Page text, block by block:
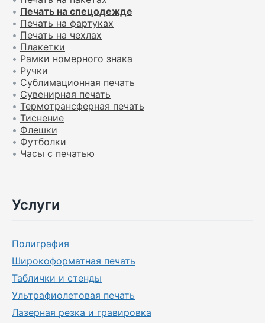
• Печать на спецодежде
• Печать на фартуках
• Печать на чехлах
• Плакетки
• Рамки номерного знака
• Ручки
• Сублимационная печать
• Сувенирная печать
• Термотрансферная печать
• Тиснение
• Флешки
• Футболки
• Часы с печатью
Услуги
Полиграфия
Широкоформатная печать
Таблички и стенды
Ультрафиолетовая печать
Лазерная резка и гравировка